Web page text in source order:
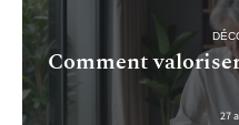
Comment
27